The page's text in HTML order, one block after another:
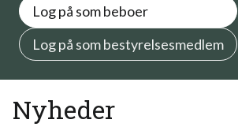
Log på som beboer
Log på som bestyrelsesmedlem
Nyheder